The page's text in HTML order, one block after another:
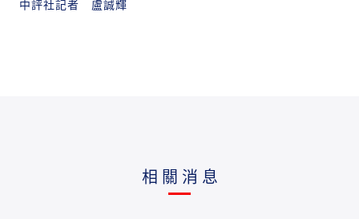
中評社記者 盧誠輝
相關消息